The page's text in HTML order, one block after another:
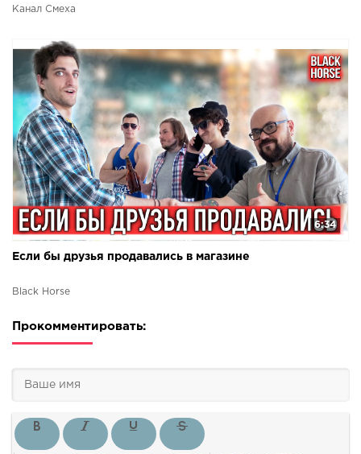
Канал Смеха
6:34
Если бы друзья продавались в магазине
Black Horse
Прокомментировать: